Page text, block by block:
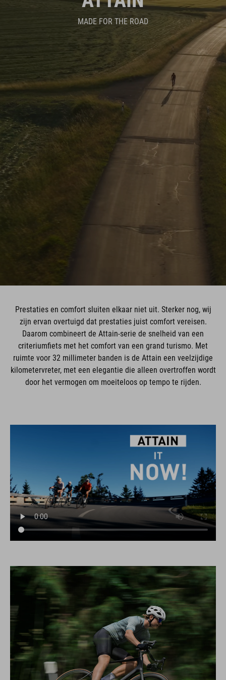
MADE FOR THE ROAD
Prestaties en comfort sluiten elkaar niet uit. Sterker nog, wij
zijn ervan overtuigd dat prestaties juist comfort vereisen.
Daarom combineert de Attain-serie de snelheid van een
criteriumfiets met het comfort van een grand turismo. Met
ruimte voor 32 millimeter banden is de Attain een veelzijdige
kilometervreter, met een elegantie die alleen overtroffen wordt
door het vermogen om moeiteloos op tempo te rijden.